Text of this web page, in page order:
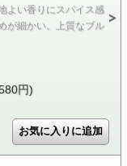
よい香りにスパイス感
が細かい。上質なブル
円)